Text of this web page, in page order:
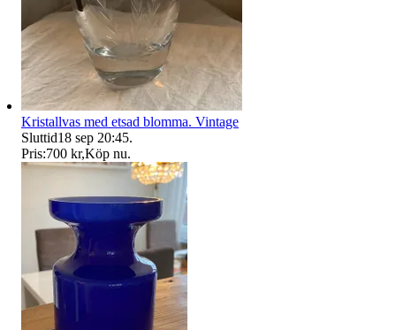
Kristallvas med etsad blomma. Vintage
Sluttid18 sep 20:45.
Pris:700 kr,Köp nu.